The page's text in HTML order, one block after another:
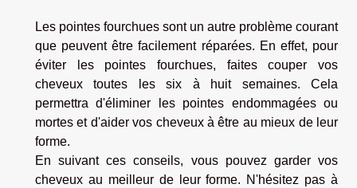
Les pointes fourchues sont un autre problème courant
que peuvent être facilement réparées. En effet, pour
éviter les pointes fourchues, faites couper vos
cheveux toutes les six à huit semaines. Cela
permettra d'éliminer les pointes endommagées ou
mortes et d'aider vos cheveux à être au mieux de leur
forme.
En suivant ces conseils, vous pouvez garder vos
cheveux au meilleur de leur forme. N'hésitez pas à